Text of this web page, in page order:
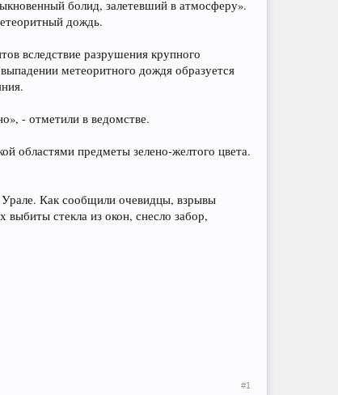
болид, залетевший в атмосферу».
дождь.
вследствие разрушения крупного
метеоритного дождя образуется
- отметили в ведомстве.
областями предметы зелено-желтого цвета.
Как сообщили очевидцы, взрывы
стекла из окон, снесло забор,
#1